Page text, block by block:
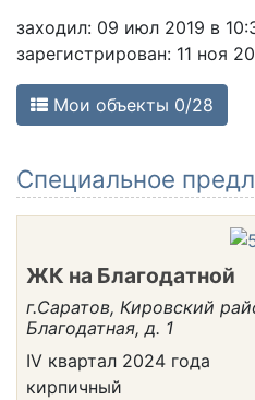
заходил: 09 июл 2019 в
зарегистрирован: 11 ноя
Мои объекты 0/28
Cпециальное
ЖК на Благодатной
г.Саратов, Кировский
Благодатная, д. 1
IV квартал 2024 года
кирпичный